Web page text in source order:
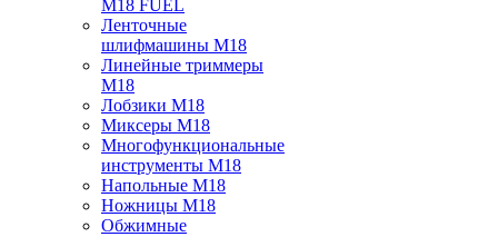
M18 FUEL
Ленточные
шлифмашины M18
Линейные триммеры
M18
Лобзики M18
Миксеры M18
Многофункциональные
инструменты M18
Напольные M18
Ножницы M18
Обжимные